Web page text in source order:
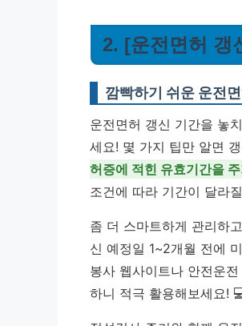
2. [운전면허 갱
깜빡하기 쉬운 운전
운전면허 갱신 기간을 놓
세요! 몇 가지 팁만 알면
허증에 적힌 유효기간을
조건에 따라 기간이 달라
좀 더 스마트하게 관리하
신 예정일 1~2개월 전에
봉사 웹사이트나 안전운
하니 적극 활용해보세요!